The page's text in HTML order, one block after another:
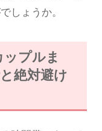
しょうか。
プルま
絶対避け